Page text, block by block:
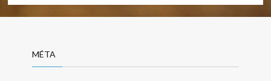
MÉTA